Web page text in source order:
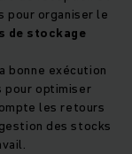
pour organiser le
de stockage
bonne exécution
pour optimiser
les retours
des stocks